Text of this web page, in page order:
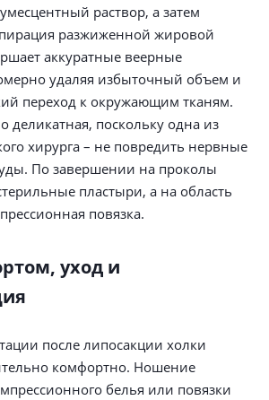
раствор, а затем
разжиженной жировой
аккуратные веерные
удаляя избыточный объем и
переход к окружающим тканям.
деликатная, поскольку одна из
хирурга – не повредить нервные
По завершении на проколы
пластыри, а на область
повязка.
уход и
после липосакции холки
комфортно. Ношение
белья или повязки